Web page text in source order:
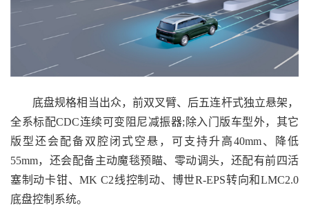
底盘规格相当出众，前双叉臂、后五连杆式独立悬架，
全系标配CDC连续可变阻尼减振器;除入门版车型外，其它
版型还会配备双腔闭式空悬，可支持升高40mm、降低
55mm，还会配备主动魔毯预瞄、零动调头，还配有前四活
塞制动卡钳、MK C2线控制动、博世R-EPS转向和LMC2.0
底盘控制系统。